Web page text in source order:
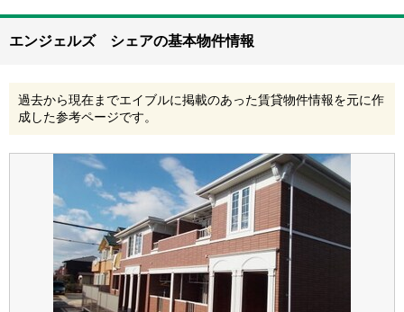
エンジェルズ シェアの基本物件情報
過去から現在までエイブルに掲載のあった賃貸物件情報を元に作
成した参考ページです。